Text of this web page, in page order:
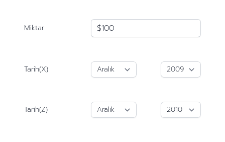
Miktar
Tarih(X)
Tarih(Z)